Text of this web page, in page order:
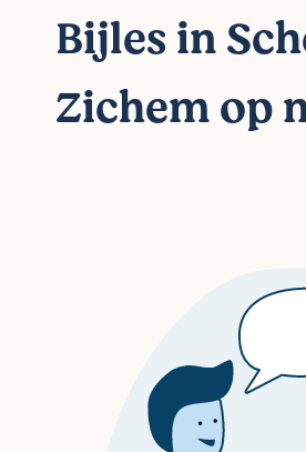
Bijles in
Zichem op